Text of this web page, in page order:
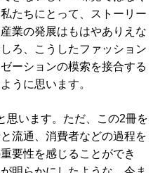
たちにとって、ストーリー
業の発展はもはやありえな
ろ、こうしたファッション
ーションの模索を接合する
うに思います。
います。ただ、この2冊を
流通、消費者などの過程を
要性を感じることができ